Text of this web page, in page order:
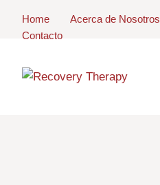
Home Acerca de Nosotros
Contacto